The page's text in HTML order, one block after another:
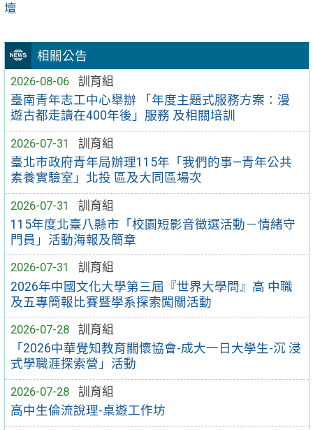
相關公告
2026-08-06
訓育組
臺南青年志工中心舉辦 「年度主題式服務方案：漫
遊古都走讀在400年後」服務 及相關培訓
2026-07-31
訓育組
臺北市政府青年局辦理115年「我們的事—青年公共
素養實驗室」北投 區及大同區場次
2026-07-31
訓育組
115年度北臺八縣市「校園短影音徵選活動－情緒守
門員」活動海報及簡章
2026-07-31
訓育組
2026年中國文化大學第三屆『世界大學問』高 中職
及五專簡報比賽暨學系探索闖關活動
2026-07-28
訓育組
「2026中華覺知教育關懷協會-成大一日大學生-沉 浸
式學職涯探索營」活動
2026-07-28
訓育組
高中生倫流說理-桌遊工作坊
壇